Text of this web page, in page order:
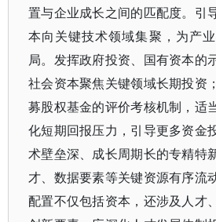
置与企业成长之间的匹配度。引
本向关键技术领域集聚，为产
局。发挥政府投资、国有资本的
社会资本聚焦关键领域长期投资
募股权基金的评价考核机制，适
化短期回报压力，引导更多资金
术壁垒深、成长周期长的专精特
才、数据要素等关键资源有序流
配置不仅包括资本，还涉及人才